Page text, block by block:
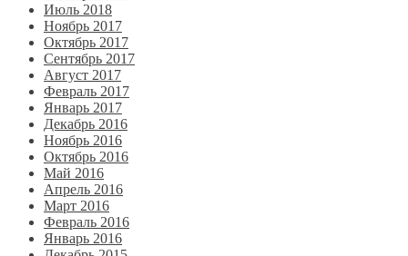
Июль 2018
Ноябрь 2017
Октябрь 2017
Сентябрь 2017
Август 2017
Февраль 2017
Январь 2017
Декабрь 2016
Ноябрь 2016
Октябрь 2016
Май 2016
Апрель 2016
Март 2016
Февраль 2016
Январь 2016